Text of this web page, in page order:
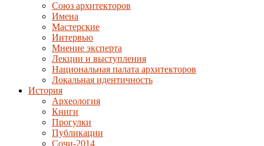
Союз архитекторов
Имена
Мастерские
Интервью
Мнение эксперта
Лекции и выступления
Национальная палата архитекторов
Локальная идентичность
История
Археология
Книги
Прогулки
Публикации
Сочи-2014